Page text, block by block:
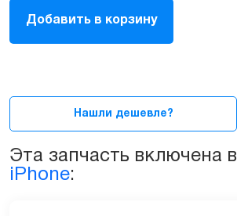
Шлейф
кнопки
включения/
вспышки
iPhone
X
Добавить в корзину
Нашли дешевле?
Эта запчасть включена в
iPhone: